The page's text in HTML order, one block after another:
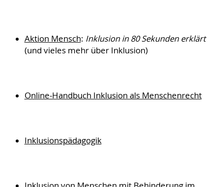
Aktion Mensch: Inklusion in 80 Sekunden erklärt
(und vieles mehr über Inklusion)
Online-Handbuch Inklusion als Menschenrecht
Inklusionspädagogik